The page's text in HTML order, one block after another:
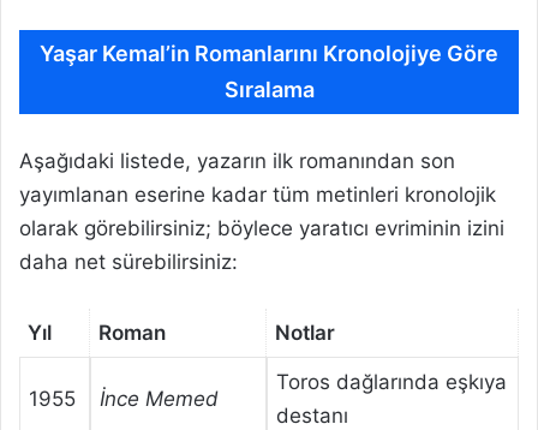
Yaşar Kemal’in Romanlarını Kronolojiye Göre
Sıralama
Aşağıdaki listede, yazarın ilk romanından son
yayımlanan eserine kadar tüm metinleri kronolojik
olarak görebilirsiniz; böylece yaratıcı evriminin izini
daha net sürebilirsiniz:
Yıl Roman Notlar
1955 İnce Memed
Toros dağlarında eşkıya
destanı